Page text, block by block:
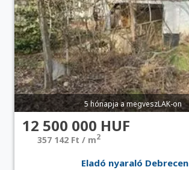
5 hónapja a megveszLAK-on
12 500 000 HUF
357 142 Ft / m2
Eladó nyaraló Debrecen